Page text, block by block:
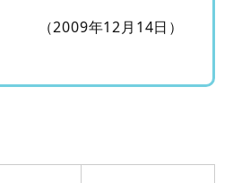
（2009年12月14日）